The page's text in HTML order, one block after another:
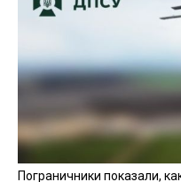
Пограничники показали,